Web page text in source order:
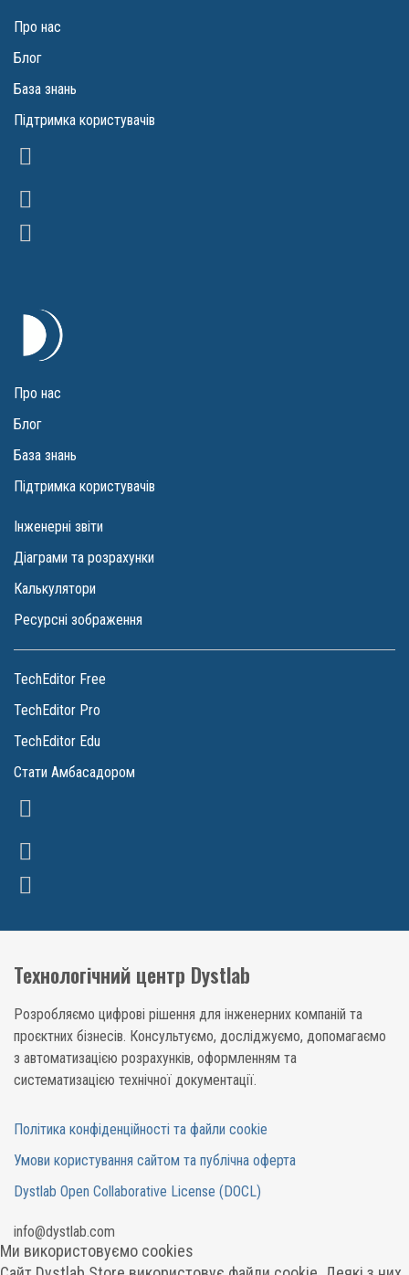
Про нас
Блог
База знань
Підтримка користувачів
Про нас
Блог
База знань
Підтримка користувачів
Інженерні звіти
Діаграми та розрахунки
Калькулятори
Ресурсні зображення
TechEditor Free
TechEditor Pro
TechEditor Edu
Стати Амбасадором
Технологічний центр Dystlab
Розробляємо цифрові рішення для інженерних компаній та
проєктних бізнесів. Консультуємо, досліджуємо, допомагаємо
з автоматизацією розрахунків, оформленням та
систематизацією технічної документації.
Політика конфіденційності та файли cookie
Умови користування сайтом та публічна оферта
Dystlab Open Collaborative License (DOCL)
info@dystlab .com
Ми використовуємо cookies